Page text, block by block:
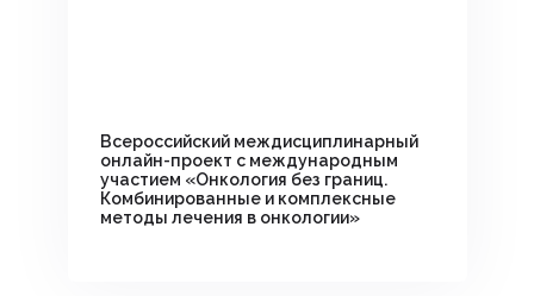
Всероссийский междисциплинарный
онлайн-проект с международным
участием «Онкология без границ.
Комбинированные и комплексные
методы лечения в онкологии»